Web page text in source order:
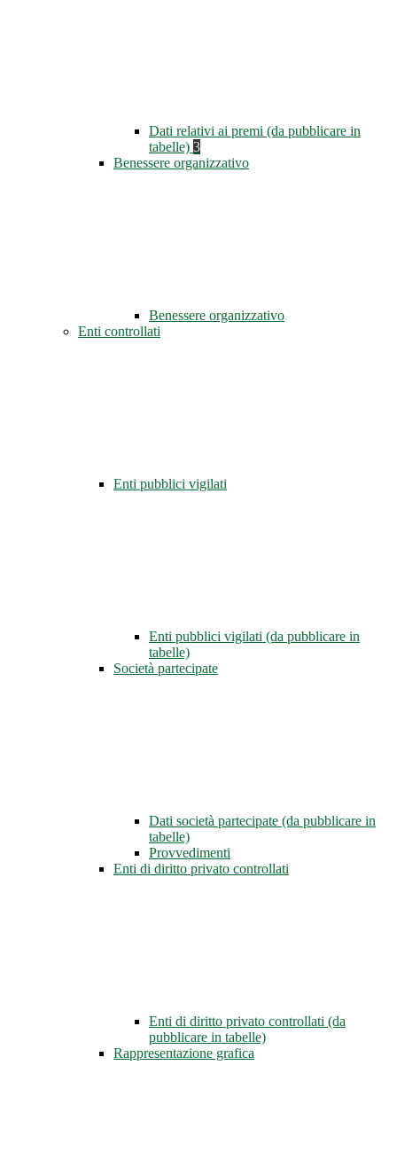
Dati relativi ai premi (da pubblicare in
tabelle) 3
Benessere organizzativo
Benessere organizzativo
Enti controllati
Enti pubblici vigilati
Enti pubblici vigilati (da pubblicare in
tabelle)
Società partecipate
Dati società partecipate (da pubblicare in
tabelle)
Provvedimenti
Enti di diritto privato controllati
Enti di diritto privato controllati (da
pubblicare in tabelle)
Rappresentazione grafica